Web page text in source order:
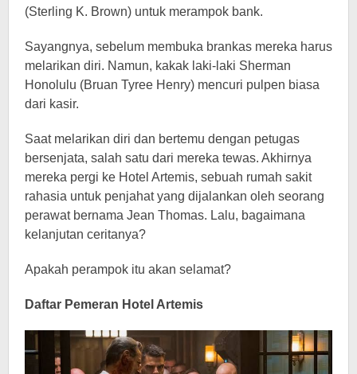
(Sterling K. Brown) untuk merampok bank.
Sayangnya, sebelum membuka brankas mereka harus
melarikan diri. Namun, kakak laki-laki Sherman
Honolulu (Bruan Tyree Henry) mencuri pulpen biasa
dari kasir.
Saat melarikan diri dan bertemu dengan petugas
bersenjata, salah satu dari mereka tewas. Akhirnya
mereka pergi ke Hotel Artemis, sebuah rumah sakit
rahasia untuk penjahat yang dijalankan oleh seorang
perawat bernama Jean Thomas. Lalu, bagaimana
kelanjutan ceritanya?
Apakah perampok itu akan selamat?
Daftar Pemeran Hotel Artemis